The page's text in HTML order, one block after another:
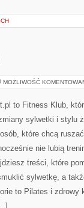
MOŻLIWOŚĆ
to Fitness Klub,
sylwetki i stylu
które chcą
nie lubią
treści, które
sylwetkę, a
to Pilates i zdrowy